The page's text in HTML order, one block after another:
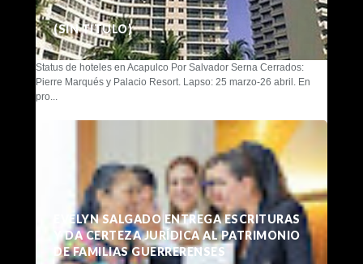
(SIN TÍTULO)
Status de hoteles en Acapulco Por Salvador Serna Cerrados:
Pierre Marqués y Palacio Resort. Lapso: 25 marzo-26 abril. En
pro...
EVELYN SALGADO ENTREGA ESCRITURAS
Y DA CERTEZA JURÍDICA AL PATRIMONIO
DE FAMILIAS GUERRERENSES